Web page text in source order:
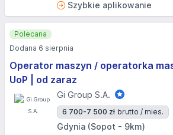
Szybkie aplikowanie
Operator maszyn / operatorka
UoP | od zaraz
Gi Group S.A.
6 700-7 500 zł brutto / mies.
Gdynia (Sopot - 9km)
Polecana
Dodana 6 sierpnia